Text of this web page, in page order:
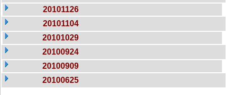
20101126
20101104
20101029
20100924
20100909
20100625